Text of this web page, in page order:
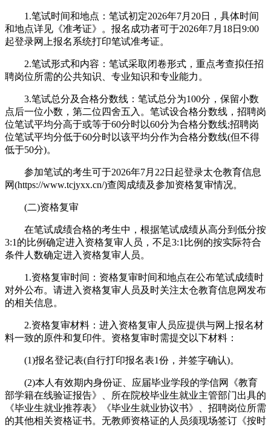
1.笔试时间和地点：笔试初定2026年7月20日，具体时间
和地点详见《准考证》。报名成功者可于2026年7月18日9:00
起登录网上报名系统打印笔试准考证。
2.笔试形式和内容：笔试采取闭卷形式，重点考查拟任招
聘岗位所需的公共知识、专业知识和专业能力。
3.笔试总分及合格分数线：笔试总分为100分，保留小数
点后一位小数，第二位四舍五入。笔试设合格分数线，招聘岗
位笔试平均分高于或等于60分时以60分为合格分数线;招聘岗
位笔试平均分低于60分时以该平均分作为合格分数线(但不得
低于50分)。
参加笔试的考生可于2026年7月22日起登录太仓教育信息
网(https://www.tcjyxx.cn/)查阅成绩及参加资格复审情况。
(二)资格复审
在笔试成绩合格的考生中，根据笔试成绩从高分到低分按
3:1的比例确定进入资格复审人员，不足3:1比例的按实际符合
条件人数确定进入资格复审人员。
1.资格复审时间：资格复审时间和地点在公布笔试成绩时
对外公布。请进入资格复审人员及时关注太仓教育信息网发布
的相关信息。
2.资格复审材料：进入资格复审人员应提供与网上报名材
料一致的原件和复印件。资格复审时需提交以下材料：
(1)报名登记表(自行打印报名表1份，并签字确认)。
(2)本人有效期内身份证、应届毕业学段的学信网《教育
部学籍在线验证报告》、所在院校毕业生就业主管部门出具的
《毕业生就业推荐表》《毕业生就业协议书》、招聘岗位所需
的其他相关资格证书。无教师资格证的人员须现场签订《按时